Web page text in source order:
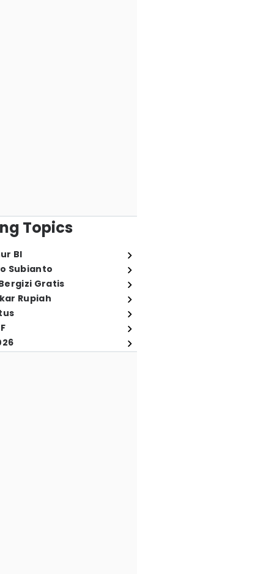
Topics
BI
Subianto
Gratis
Rupiah